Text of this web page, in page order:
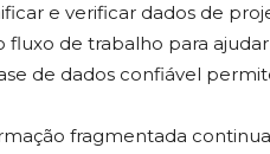
e verificar dados de
fluxo de trabalho para
de dados confiável
fragmentada